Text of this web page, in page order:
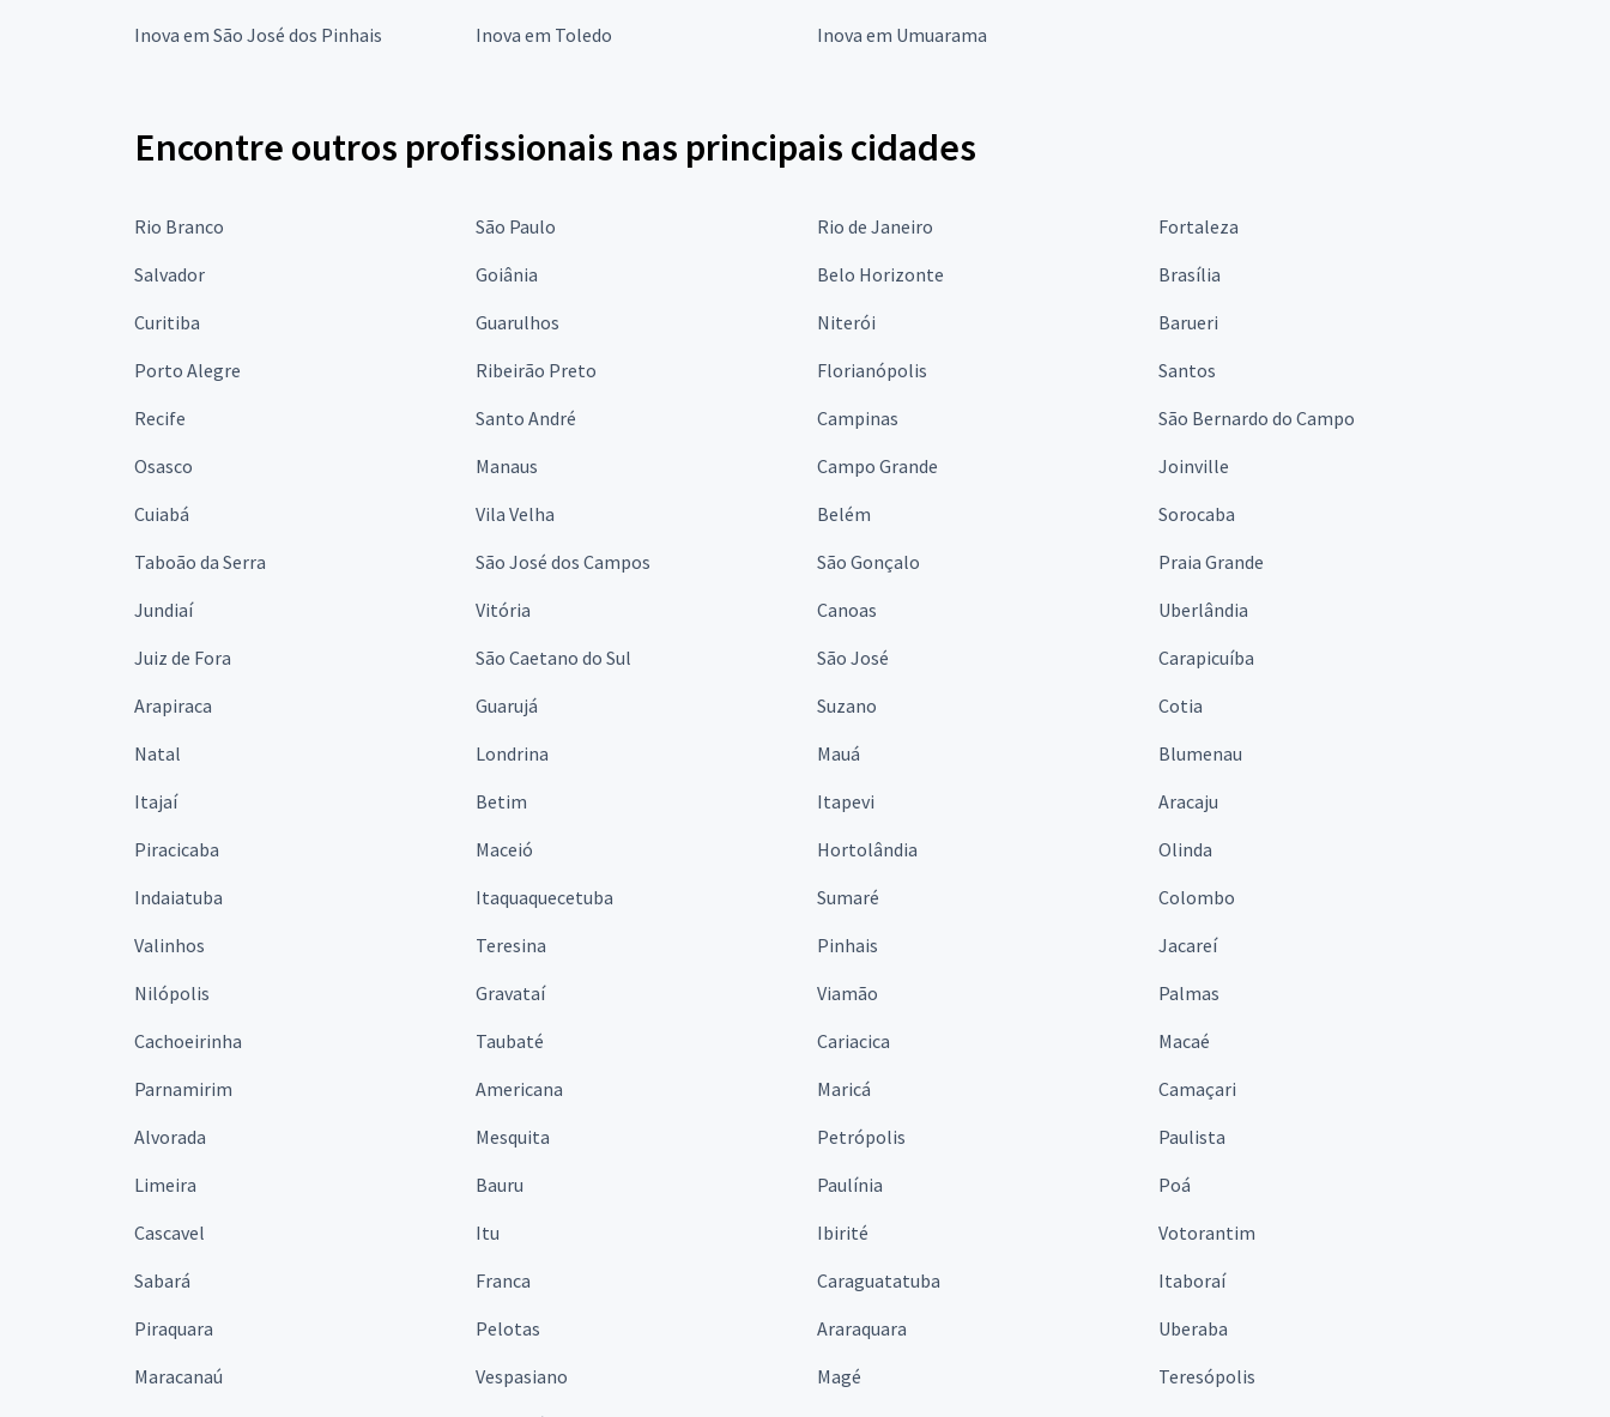
Inova em São José dos Pinhais
Inova em Toledo Inova em Umuarama
Encontre outros profissionais nas principais cidades
Rio Branco São Paulo Rio de Janeiro
Fortaleza
Salvador
Goiânia Belo Horizonte
Brasília
Curitiba
Guarulhos Niterói
Barueri
Porto Alegre
Ribeirão Preto Florianópolis
Santos
Recife
Santo André Campinas
São Bernardo do Campo
Osasco
Manaus Campo Grande
Joinville
Cuiabá
Vila Velha Belém
Sorocaba
Taboão da Serra
São José dos Campos São Gonçalo
Praia Grande
Jundiaí
Vitória Canoas
Uberlândia
Juiz de Fora
São Caetano do Sul São José
Carapicuíba
Arapiraca
Guarujá Suzano
Cotia
Natal
Londrina Mauá
Blumenau
Itajaí
Betim Itapevi
Aracaju
Piracicaba
Maceió Hortolândia
Olinda
Indaiatuba
Itaquaquecetuba Sumaré
Colombo
Valinhos
Teresina Pinhais
Jacareí
Nilópolis
Gravataí Viamão
Palmas
Cachoeirinha
Taubaté Cariacica
Macaé
Parnamirim
Americana Maricá
Camaçari
Alvorada
Mesquita Petrópolis
Paulista
Limeira
Bauru Paulínia
Poá
Cascavel
Itu Ibirité
Votorantim
Sabará
Franca Caraguatatuba
Itaboraí
Piraquara
Pelotas Araraquara
Uberaba
Maracanaú
Vespasiano Magé
Teresópolis